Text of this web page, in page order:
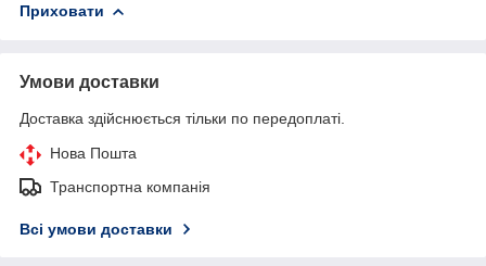
Приховати
Умови доставки
Доставка здійснюється тільки по передоплаті.
Нова Пошта
Транспортна компанія
Всі умови доставки